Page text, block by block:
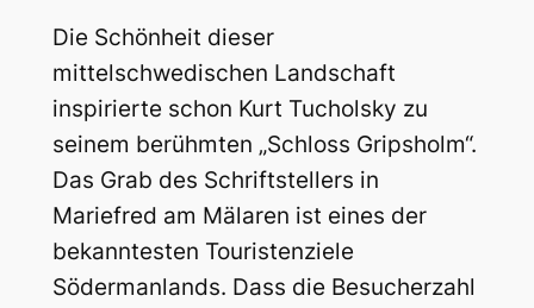
Die Schönheit dieser
mittelschwedischen Landschaft
inspirierte schon Kurt Tucholsky zu
seinem berühmten „Schloss Gripsholm“.
Das Grab des Schriftstellers in
Mariefred am Mälaren ist eines der
bekanntesten Touristenziele
Södermanlands. Dass die Besucherzahl